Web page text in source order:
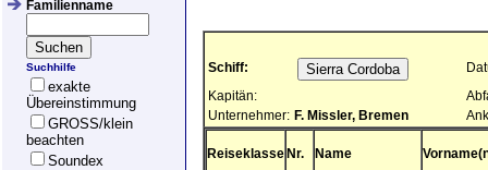
Familienname
Suchhilfe
exakte
Übereinstimmung
GROSS/klein
beachten
Soundex
Schiff:
Kapitän:
Unternehmer: F. Missler, Bremen
Reiseklasse Nr. Name